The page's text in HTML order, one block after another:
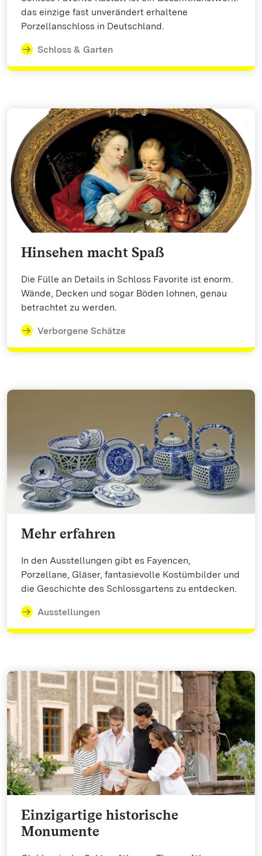
das einzige fast unverändert erhaltene
Porzellanschloss in Deutschland.
Schloss & Garten
Hinsehen macht Spaß
Die Fülle an Details in Schloss Favorite ist enorm.
Wände, Decken und sogar Böden lohnen, genau
betrachtet zu werden.
Verborgene Schätze
Mehr erfahren
In den Ausstellungen gibt es Fayencen,
Porzellane, Gläser, fantasievolle Kostümbilder und
die Geschichte des Schlossgartens zu entdecken.
Ausstellungen
Einzigartige historische
Monumente